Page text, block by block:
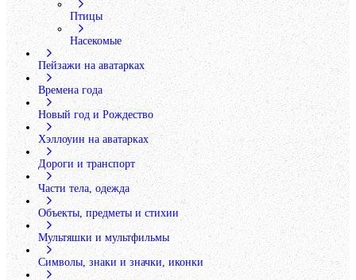
Птицы
Насекомые
Пейзажи на аватарках
Времена года
Новый год и Рождество
Хэллоуин на аватарках
Дороги и транспорт
Части тела, одежда
Объекты, предметы и стихии
Мультяшки и мультфильмы
Символы, знаки и значки, иконки